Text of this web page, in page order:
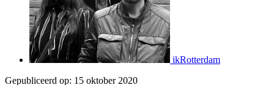
ikRotterdam
Gepubliceerd op: 15 oktober 2020